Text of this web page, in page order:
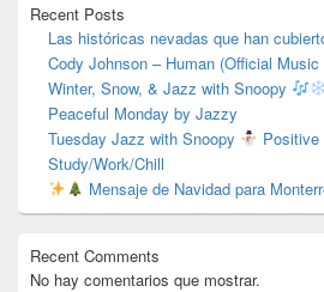
Recent Posts
Las históricas nevadas que han
Cody Johnson – Human (Official Music
Winter, Snow, & Jazz with Snoopy
Peaceful Monday by Jazzy
Tuesday Jazz with Snoopy
Study/Work/Chill
Mensaje de Navidad para
Recent Comments
No hay comentarios que mostrar.